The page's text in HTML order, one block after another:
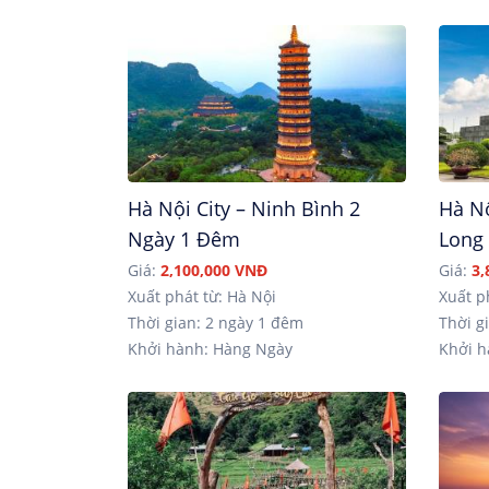
Hà Nội City – Ninh Bình 2
Ngày 1 Đêm
Giá: 2,100,000 VNĐ
Xuất phát từ: Hà Nội
Thời gian: 2 ngày 1 đêm
Khởi hành: Hàng Ngày
Hà
Giá:
Xuất
Thời
Khởi